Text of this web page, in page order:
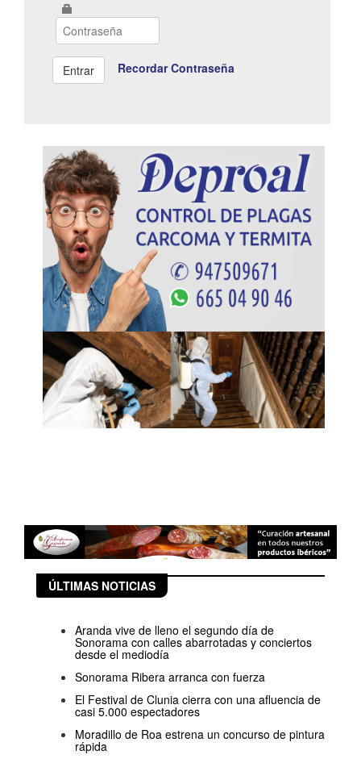
Recordar Contraseña
ÚLTIMAS NOTICIAS
Aranda vive de lleno el segundo día de
Sonorama con calles abarrotadas y conciertos
desde el mediodía
Sonorama Ribera arranca con fuerza
El Festival de Clunia cierra con una afluencia de
casi 5.000 espectadores
Moradillo de Roa estrena un concurso de pintura
rápida